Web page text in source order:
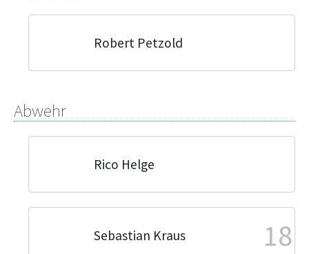
Robert Petzold
Abwehr
Rico Helge
Sebastian Kraus 18